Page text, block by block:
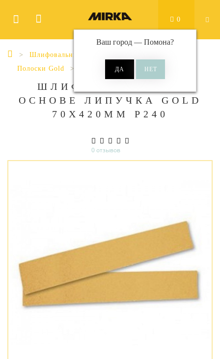
Ваш город — Помона?
0
Шлифовальные материалы
Полоски Gold
Gold 70x420 мм без отверстий
ШЛИФ МАТ НА БУМ
ОСНОВЕ ЛИПУЧКА GOLD
70X420ММ P240
0 отзывов